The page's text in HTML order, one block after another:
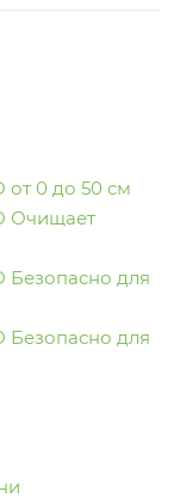
0 до 50 см
для
для